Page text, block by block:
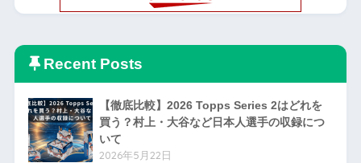
Recent Posts
【徹底比較】2026 Topps Series 2はどれを
買う？村上・大谷など日本人選手の収録につ
いて
2026年5月22日